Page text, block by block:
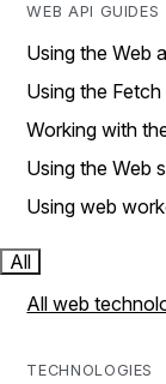
WEB API GUIDES
Using the Web
Using the
Working with
Using the Web
Using web
All
All web
TECHNOLOGIES